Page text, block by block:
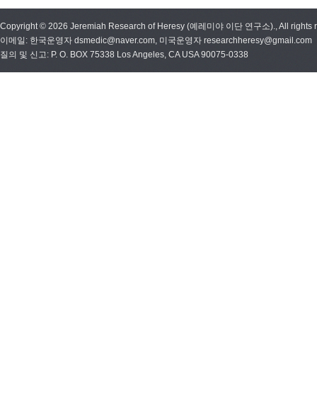
Copyright © 2026 Jeremiah Research of Heresy (예레미야 이단 연구소)., All rights
이메일: 한국운영자 dsmedic@naver.com, 미국운영자 researchheresy@gmail.com
질의 및 신고: P. O. BOX 75338 Los Angeles, CA USA 90075-0338